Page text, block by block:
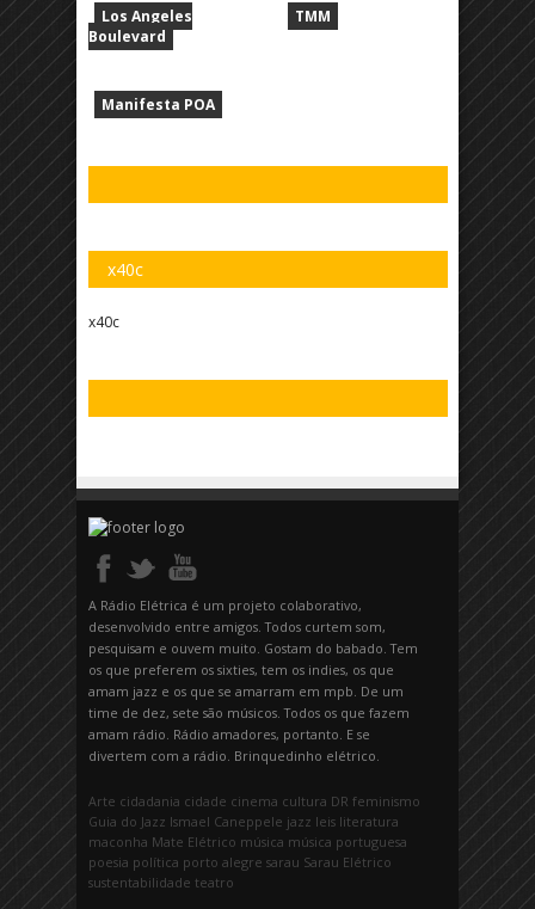
Los Angeles
Boulevard
Manifesta POA
TMM
x40c
x40c
A Rádio Elétrica é um projeto colaborativo,
desenvolvido entre amigos. Todos curtem som,
pesquisam e ouvem muito. Gostam do babado. Tem
os que preferem os sixties, tem os indies, os que
amam jazz e os que se amarram em mpb. De um
time de dez, sete são músicos. Todos os que fazem
amam rádio. Rádio amadores, portanto. E se
divertem com a rádio. Brinquedinho elétrico.
Arte cidadania cidade cinema cultura DR feminismo
Guia do Jazz Ismael Caneppele jazz leis literatura
maconha Mate Elétrico música música portuguesa
poesia política porto alegre sarau Sarau Elétrico
sustentabilidade teatro